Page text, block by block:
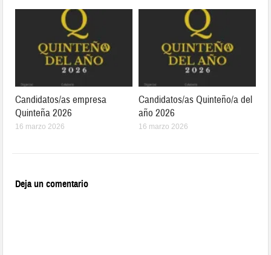
Candidatos/as empresa
Quinteña 2026
16 marzo 2026
Candidatos/as Quinteño/a del
año 2026
16 marzo 2026
Deja un comentario